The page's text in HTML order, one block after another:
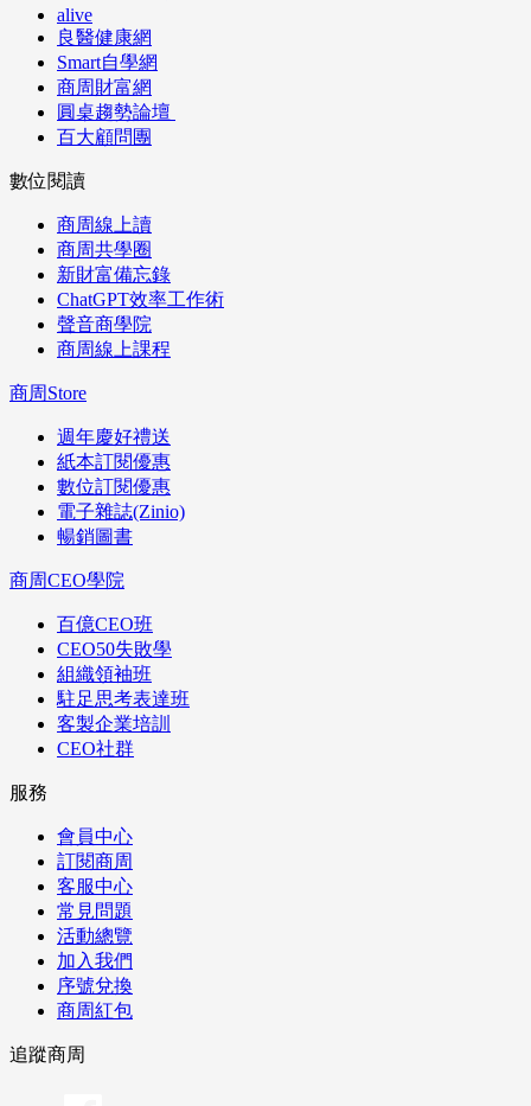
alive
良醫健康網
Smart自學網
商周財富網
圓桌趨勢論壇
百大顧問團
數位閱讀
商周線上讀
商周共學圈
新財富備忘錄
ChatGPT效率工作術
聲音商學院
商周線上課程
商周Store
週年慶好禮送
紙本訂閱優惠
數位訂閱優惠
電子雜誌(Zinio)
暢銷圖書
商周CEO學院
百億CEO班
CEO50失敗學
組織領袖班
駐足思考表達班
客製企業培訓
CEO社群
服務
會員中心
訂閱商周
客服中心
常見問題
活動總覽
加入我們
序號兌換
商周紅包
追蹤商周